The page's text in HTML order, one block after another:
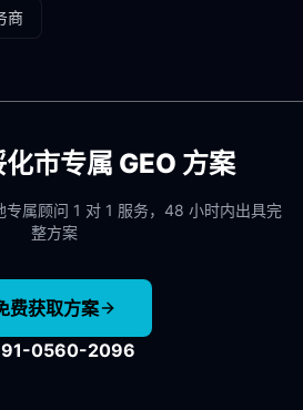
商
化市专属 GEO 方案
专属顾问 1 对 1 服务，48 小时内出具完
整方案
费获取方案
0560-2096